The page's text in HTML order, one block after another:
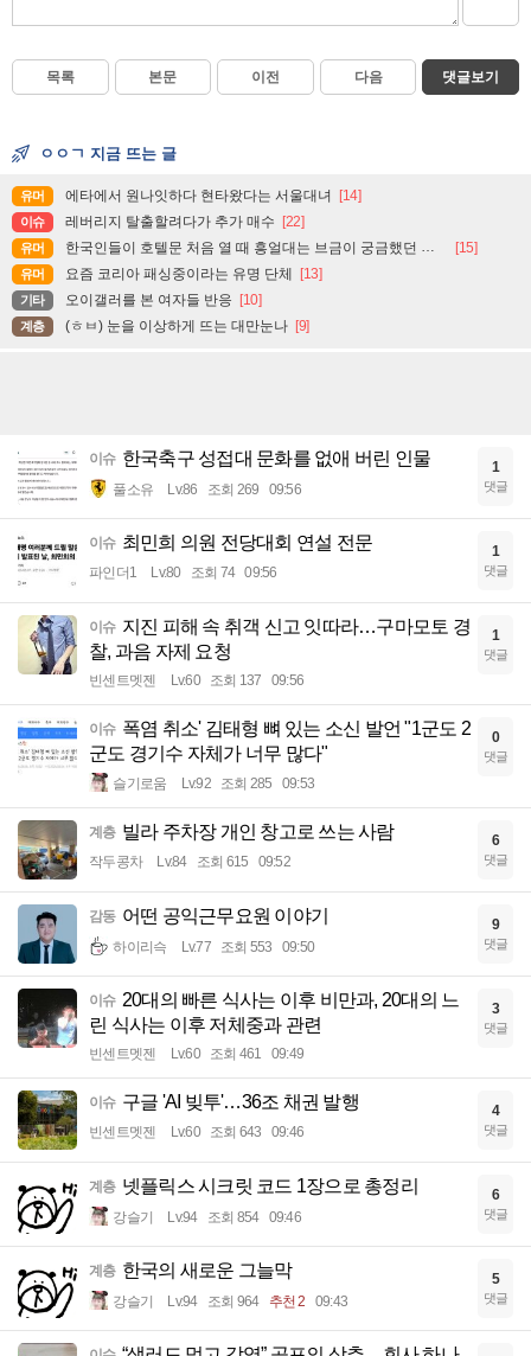
목록 본문 이전 다음 댓글보기
ㅇㅇㄱ 지금 뜨는 글
유머 에타에서 원나잇하다 현타왔다는 서울대녀 [14]
이슈 레버리지 탈출할려다가 추가 매수 [22]
유머 한국인들이 호텔문 처음 열 때 흥얼대는 브금이 궁금했던 일본인 [15]
유머 요즘 코리아 패싱중이라는 유명 단체 [13]
기타 오이갤러를 본 여자들 반응 [10]
계층 (ㅎㅂ) 눈을 이상하게 뜨는 대만눈나 [9]
이슈 한국축구 성접대 문화를 없애 버린 인물
풀소유 Lv.86 조회 269 09:56
1
댓글
이슈 최민희 의원 전당대회 연설 전문
파인더1 Lv.80 조회 74 09:56
1
댓글
이슈 지진 피해 속 취객 신고 잇따라…구마모토 경
찰, 과음 자제 요청
빈센트멧젠 Lv.60 조회 137 09:56
1
댓글
이슈 폭염 취소' 김태형 뼈 있는 소신 발언 "1군도 2
군도 경기수 자체가 너무 많다"
슬기로움 Lv.92 조회 285 09:53
0
댓글
계층 빌라 주차장 개인 창고로 쓰는 사람
작두콩차 Lv.84 조회 615 09:52
6
댓글
감동 어떤 공익근무요원 이야기
하이리슥 Lv.77 조회 553 09:50
9
댓글
이슈 20대의 빠른 식사는 이후 비만과, 20대의 느
린 식사는 이후 저체중과 관련
빈센트멧젠 Lv.60 조회 461 09:49
3
댓글
이슈 구글 'AI 빚투'…36조 채권 발행
빈센트멧젠 Lv.60 조회 643 09:46
4
댓글
계층 넷플릭스 시크릿 코드 1장으로 총정리
강슬기 Lv.94 조회 854 09:46
6
댓글
계층 한국의 새로운 그늘막
강슬기 Lv.94 조회 964 추천 2 09:43
5
댓글